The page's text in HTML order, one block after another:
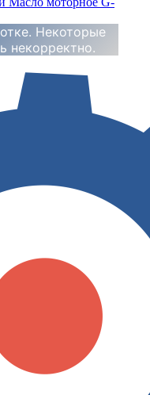
Некоторые
некорректно.